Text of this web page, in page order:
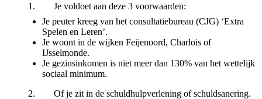
1. Je voldoet aan deze 3 voorwaarden:
Je peuter kreeg van het consultatiebureau (CJG) ‘Extra
Spelen en Leren’.
Je woont in de wijken Feijenoord, Charlois of
IJsselmonde.
Je gezinsinkomen is niet meer dan 130% van het wettelijk
sociaal minimum.
2. Of je zit in de schuldhulpverlening of schuldsanering.